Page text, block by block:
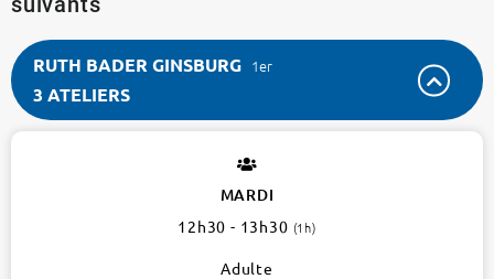
RUTH BADER GINSBURG 1er
3 ATELIERS
MARDI
12h30 - 13h30 (1h)
Adulte